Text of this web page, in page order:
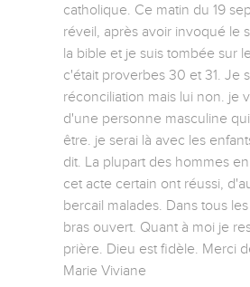
catholique. Ce matin du 19
réveil, après avoir invoqué le
la bible et je suis tombée sur
c'était proverbes 30 et 31. Je
réconciliation mais lui non. je
d'une personne masculine
être. je serai là avec les
dit. La plupart des hommes
cet acte certain ont réussi,
bercail malades. Dans tous
bras ouvert. Quant à moi je
prière. Dieu est fidèle. Merci
Marie Viviane